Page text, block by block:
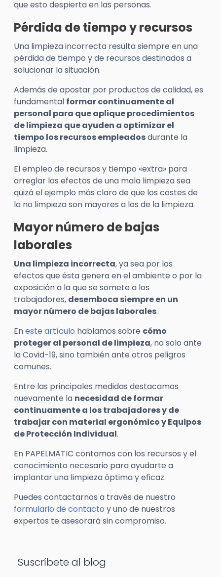
que esto despierta en las personas.
Pérdida de tiempo y recursos
Una limpieza incorrecta resulta siempre en una
pérdida de tiempo y de recursos destinados a
solucionar la situación.
Además de apostar por productos de calidad, es
fundamental formar continuamente al
personal para que aplique procedimientos
de limpieza que ayuden a optimizar el
tiempo los recursos empleadosdurante la
limpieza.
El empleo de recursos y tiempo «extra» para
arreglar los efectos de una mala limpieza sea
quizá el ejemplo más claro de que los costes de
la no limpieza son mayores a los de la limpieza.
Mayor número de bajas
laborales
Una limpieza incorrecta, ya sea por los
efectos que ésta genera en el ambiente o por la
exposición a la que se somete a los
trabajadores, desemboca siempre en un
mayor número de bajas laborales.
Eneste artículo hablamos sobre cómo
proteger al personal de limpieza, no solo ante
la Covid-19, sino también ante otros peligros
comunes.
Entre las principales medidas destacamos
nuevamente la necesidad de formar
continuamente a los trabajadores y de
trabajar con material ergonómico y Equipos
de Protección Individual.
En PAPELMATIC contamos con los recursos y el
conocimiento necesario para ayudarte a
implantar una limpieza óptima y eficaz.
Puedes contactarnos a través de nuestro
formulario de contacto y uno de nuestros
expertos te asesorará sin compromiso.
Suscríbete al blog